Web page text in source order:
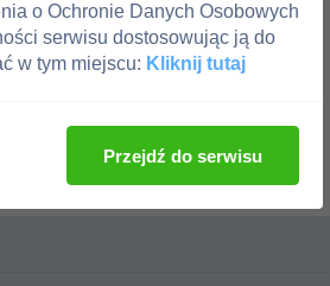
o Ochronie Danych Osobowych
serwisu dostosowując ją do
w tym miejscu: Kliknij tutaj
Przejdź do serwisu